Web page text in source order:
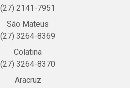
(27) 2141-7951
São Mateus
(27) 3264-8369
Colatina
(27) 3264-8370
Aracruz